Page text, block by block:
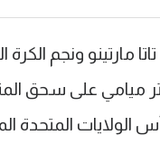
مارتينو ونجم